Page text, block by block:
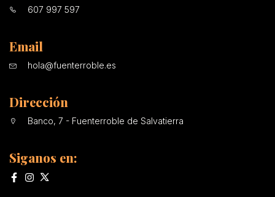
607 997 597
Email
hola@fuenterroble.es
Dirección
Banco, 7 - Fuenterroble de Salvatierra
Siganos en: